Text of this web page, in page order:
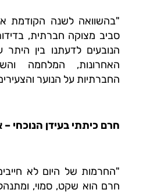
"בהשוואה לשנה הקודמת
סביב מצוקה חברתית,
הנובעים לדעתנו בין
האחרונות, המלחמה
החברתיות על הנוער
חרם כיתתי בעידן הנוכחי
"החרמות של היום לא
חרם הוא שקט, סמוי,